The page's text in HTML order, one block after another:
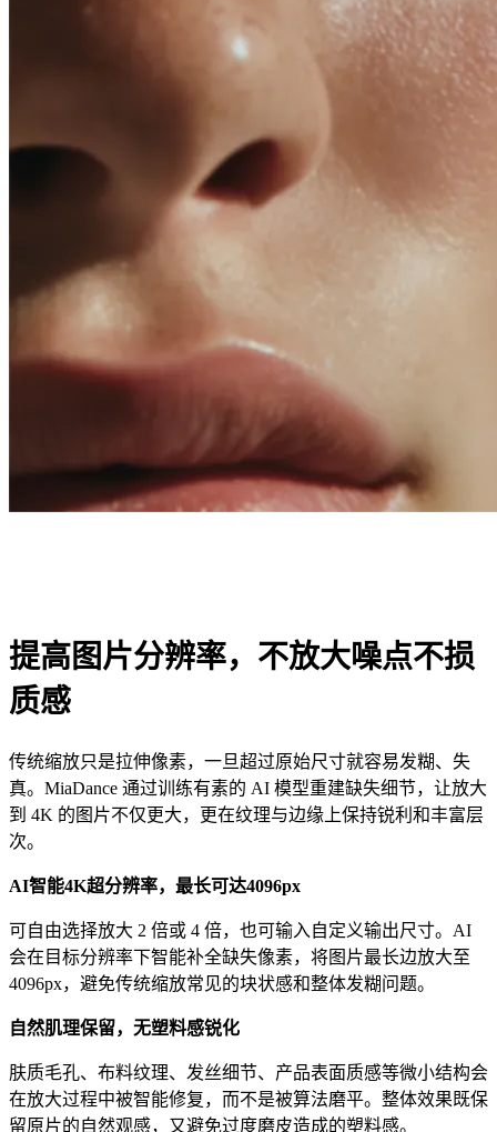
提高图片分辨率，不放大噪点不损
质感
传统缩放只是拉伸像素，一旦超过原始尺寸就容易发糊、失
真。MiaDance 通过训练有素的 AI 模型重建缺失细节，让放大
到 4K 的图片不仅更大，更在纹理与边缘上保持锐利和丰富层
次。
AI智能4K超分辨率，最长可达4096px
可自由选择放大 2 倍或 4 倍，也可输入自定义输出尺寸。AI
会在目标分辨率下智能补全缺失像素，将图片最长边放大至
4096px，避免传统缩放常见的块状感和整体发糊问题。
自然肌理保留，无塑料感锐化
肤质毛孔、布料纹理、发丝细节、产品表面质感等微小结构会
在放大过程中被智能修复，而不是被算法磨平。整体效果既保
留原片的自然观感，又避免过度磨皮造成的塑料感。